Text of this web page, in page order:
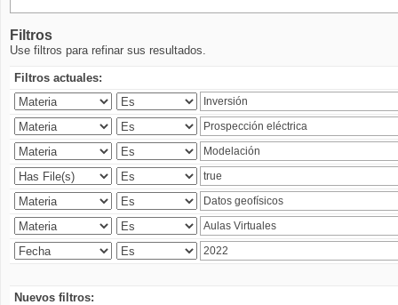
Filtros
Use filtros para refinar sus resultados.
Filtros actuales:
Nuevos filtros: